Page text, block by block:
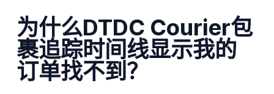
为什么DTDC Courier包
裹追踪时间线显示我的
订单找不到？